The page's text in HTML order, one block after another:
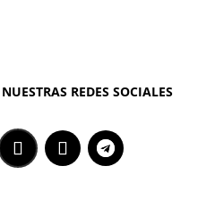
REDES SOCIALES